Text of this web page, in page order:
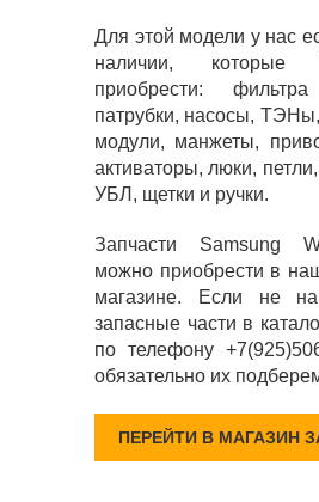
Для этой модели у нас
наличии,
приобрести:
патрубки, насосы,
модули, манжеты,
активаторы, люки,
УБЛ, щетки и ручки.
Запчасти Samsung
можно приобрести в
магазине. Если не
запасные части в
по телефону
обязательно их
ПЕРЕЙТИ В МАГАЗИН